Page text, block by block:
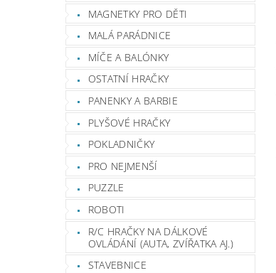
MAGNETKY PRO DĚTI
MALÁ PARÁDNICE
MÍČE A BALÓNKY
OSTATNÍ HRAČKY
PANENKY A BARBIE
PLYŠOVÉ HRAČKY
POKLADNIČKY
PRO NEJMENŠÍ
PUZZLE
ROBOTI
R/C HRAČKY NA DÁLKOVÉ
OVLÁDÁNÍ (AUTA, ZVÍŘATKA AJ.)
STAVEBNICE